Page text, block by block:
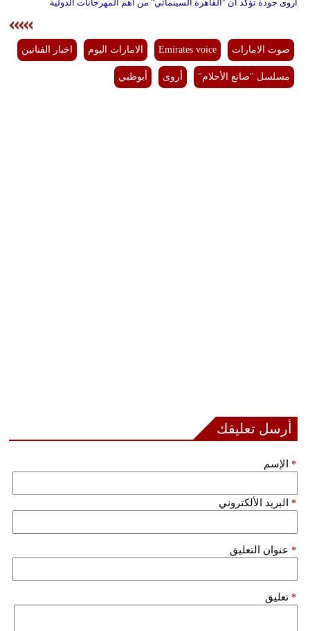
أروى جودة تؤكد أن "القاهرة السينمائي" من أهم المهرجانات الدولية
صوت الامارات Emirates voice الامارات اليوم اخبار الفنانين
مسلسل "صانع الأحلام" أروى أبوظبي
أرسل تعليقك
الإسم *
البريد الألكتروني *
عنوان التعليق *
تعليق *